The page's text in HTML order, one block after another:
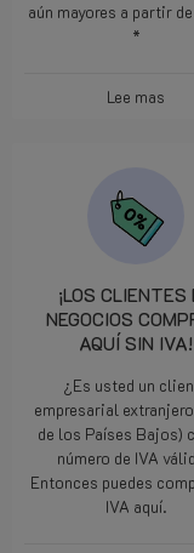
aún mayores a partir
*
Lee mas
¡LOS CLIENTES
NEGOCIOS
AQUÍ SIN IVA!
¿Es usted un
empresarial
de los Países Bajos)
número de IVA
Entonces puedes
IVA aquí.